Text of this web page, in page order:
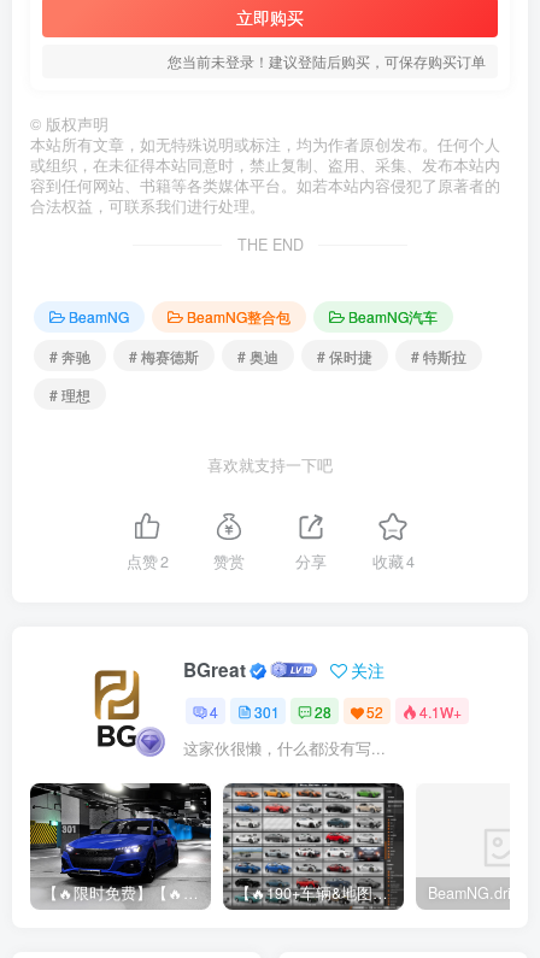
立即购买
您当前未登录！建议登陆后购买，可保存购买订单
© 版权声明
本站所有文章，如无特殊说明或标注，均为作者原创发布。任何个人
或组织，在未征得本站同意时，禁止复制、盗用、采集、发布本站内
容到任何网站、书籍等各类媒体平台。如若本站内容侵犯了原著者的
合法权益，可联系我们进行处理。
THE END
BeamNG BeamNG整合包
BeamNG汽车
# 奔驰
# 梅赛德斯 # 奥迪 # 保时捷
# 特斯拉
# 理想
喜欢就支持一下吧
点赞2 赞赏 分享 收藏4
BGreat 关注
4 301 28 52 4.1W+
这家伙很懒，什么都没有写...
【🔥限时免费】【🔥超高质模组】2022 奥迪 A4/S4/RS4 Avant 2.61 【🔥190+车辆&地图】BeamNG整合包